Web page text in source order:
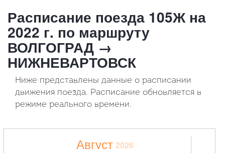
Расписание поезда 105Ж на
2022 г. по маршруту
ВОЛГОГРАД →
НИЖНЕВАРТОВСК
Ниже представлены данные о расписании
движения поезда. Расписание обновляется в
режиме реального времени.
Август 2026